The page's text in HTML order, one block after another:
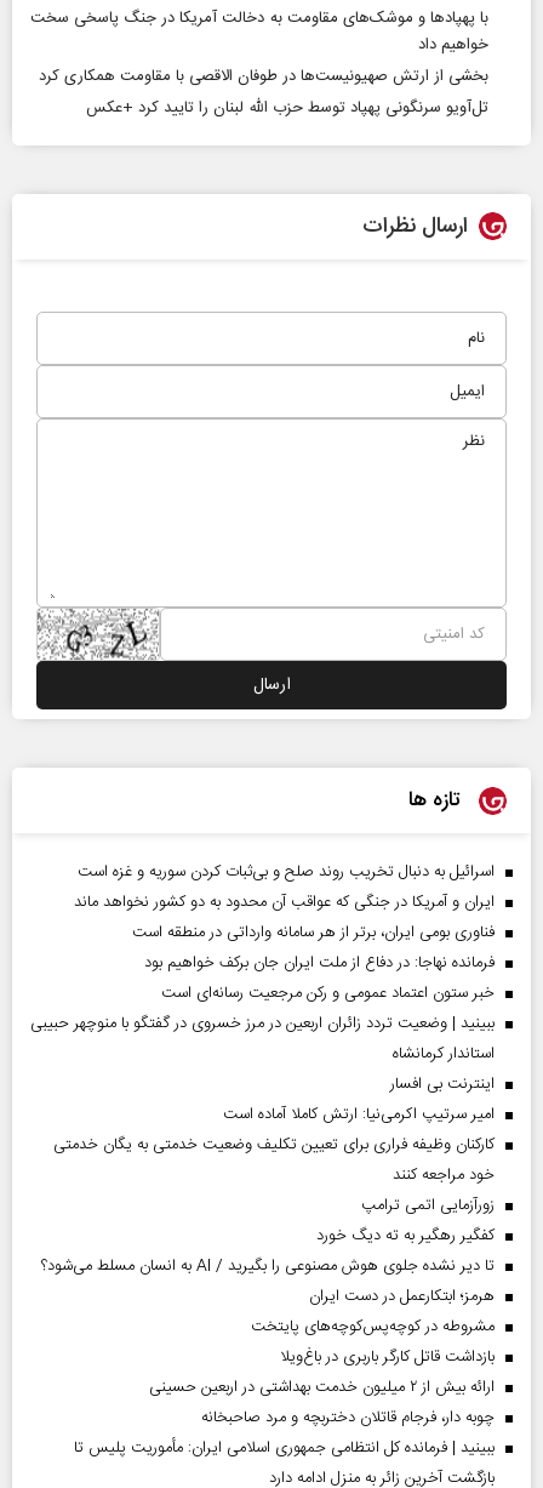
با پهپادها و موشک‌های مقاومت به دخالت آمریکا در جنگ پاسخی سخت
خواهیم داد
بخشی از ارتش صهیونیست‌ها در طوفان الاقصی با مقاومت همکاری کرد
تل‌آویو سرنگونی پهپاد توسط حزب‌ الله لبنان را تایید کرد +عکس
ارسال نظرات
تازه ها
اسرائیل به دنبال تخریب روند صلح و بی‌ثبات کردن سوریه و غزه است
ایران و آمریکا در جنگی که عواقب آن محدود به دو کشور نخواهد ماند
فناوری بومی ایران، برتر از هر سامانه وارداتی در منطقه است
فرمانده نهاجا: در دفاع از ملت ایران جان برکف خواهیم بود
خبر ستون اعتماد عمومی و رکن مرجعیت رسانه‌ای است
ببینید | وضعیت تردد زائران اربعین در مرز خسروی در گفتگو با منوچهر حبیبی
استاندار کرمانشاه
اینترنت بی افسار
امیر سرتیپ اکرمی‌نیا: ارتش کاملا آماده است
کارکنان وظیفه فراری برای تعیین تکلیف وضعیت خدمتی به یگان خدمتی
خود مراجعه کنند
زورآزمایی اتمی ترامپ
کفگیر رهگیر به ته دیگ خورد
تا دیر نشده جلوی هوش مصنوعی را بگیرید / AI به انسان مسلط می‌شود؟
هرمز؛ ابتکارعمل در دست ایران
مشروطه در کوچه‌پس‌کوچه‌های پایتخت
بازداشت قاتل کارگر باربری در باغ‌ویلا
ارائه بیش از ۲ میلیون خدمت بهداشتی در اربعین حسینی
چوبه دار، فرجام قاتلان دختربچه و مرد صاحبخانه
ببینید | فرمانده کل انتظامی جمهوری اسلامی ایران­: مأموریت پلیس تا
بازگشت آخرین زائر به منزل ادامه دارد